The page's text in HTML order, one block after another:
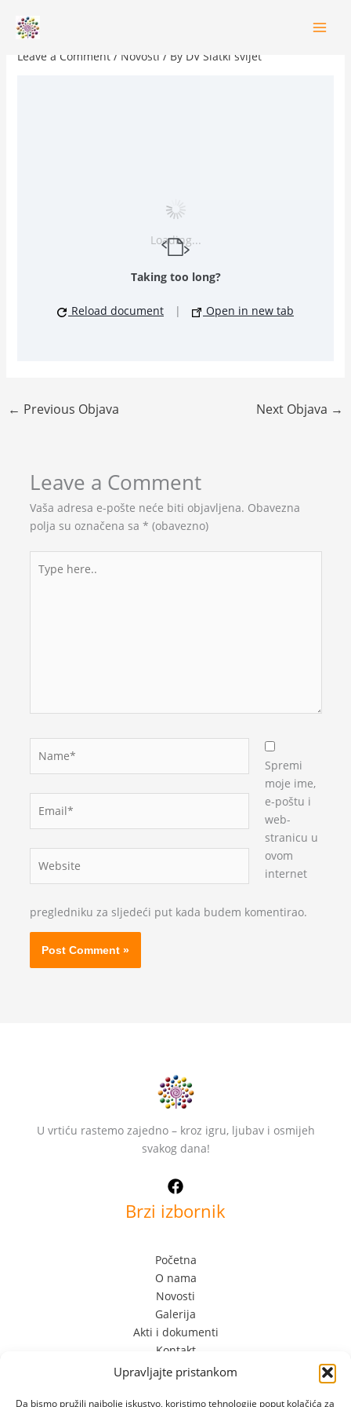
Upravljajte pristankom
Da bismo pružili najbolje iskustvo, koristimo tehnologije poput kolačića za
content
ZAKLJUČCI SA 8. SJEDNICE UV
Leave a Comment / Novosti / By DV Slatki svijet
Loading...
Taking too long?
Reload document | Open in new tab
← Previous Objava Next Objava →
Leave a Comment
Vaša adresa e-pošte neće biti objavljena. Obavezna
polja su označena sa * (obavezno)
here..
Spremi
moje ime,
e-poštu i
web-
stranicu u
ovom
internet
pregledniku za sljedeći put kada budem komentirao.
U vrtiću rastemo zajedno – kroz igru, ljubav i osmijeh
svakog dana!
Brzi izbornik
Početna
O nama
Novosti
Galerija
Akti i dokumenti
Kontakt
Kontakt Info